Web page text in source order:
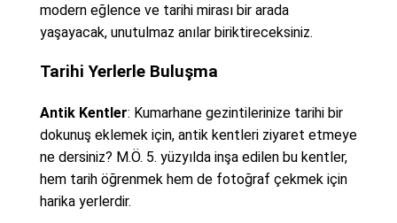
modern eğlence ve tarihi mirası bir arada
yaşayacak, unutulmaz anılar biriktireceksiniz.
Tarihi Yerlerle Buluşma
Antik Kentler: Kumarhane gezintilerinize tarihi bir
dokunuş eklemek için, antik kentleri ziyaret etmeye
ne dersiniz? M.Ö. 5. yüzyılda inşa edilen bu kentler,
hem tarih öğrenmek hem de fotoğraf çekmek için
harika yerlerdir.